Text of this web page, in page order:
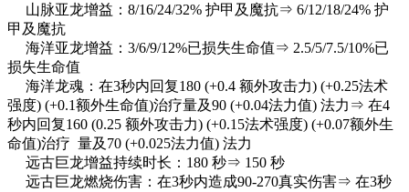
山脉亚龙增益：8/16/24/32% 护甲及魔抗⇒ 6/12/18/24% 护
甲及魔抗
海洋亚龙增益：3/6/9/12%已损失生命值⇒ 2.5/5/7.5/10%已
损失生命值
海洋龙魂：在3秒内回复180 (+0.4 额外攻击力) (+0.25法术
强度) (+0.1额外生命值)治疗量及90 (+0.04法力值) 法力⇒ 在4
秒内回复160 (0.25 额外攻击力) (+0.15法术强度) (+0.07额外生
命值)治疗 量及70 (+0.025法力值) 法力
远古巨龙增益持续时长：180 秒⇒ 150 秒
远古巨龙燃烧伤害：在3秒内造成90-270真实伤害⇒ 在3秒